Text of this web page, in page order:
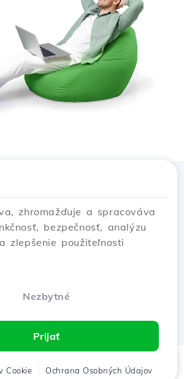
zhromažďuje a spracováva
bezpečnosť, analýzu
zlepšenie použiteľnosti
Nezbytné
Prijať
Cookie Ochrana Osobných Údajov
Košík Chat Menu
aplikáciu